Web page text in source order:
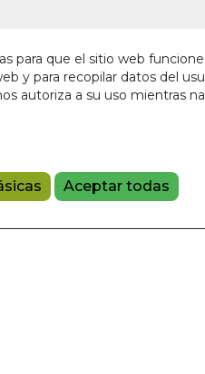
para que el sitio web
y para recopilar datos del
autoriza a su uso mientras
Aceptar todas